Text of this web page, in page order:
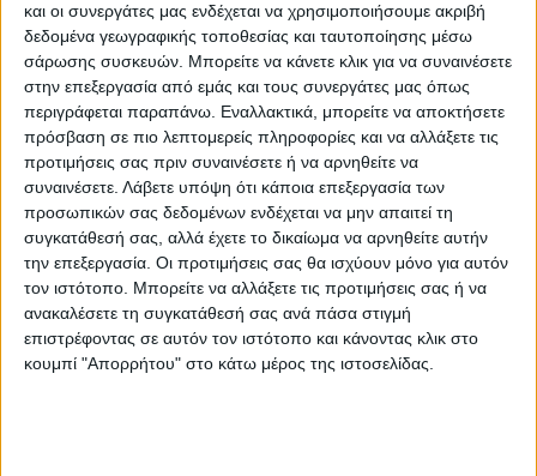
και οι συνεργάτες μας ενδέχεται να χρησιμοποιήσουμε ακριβή
δεδομένα γεωγραφικής τοποθεσίας και ταυτοποίησης μέσω
σάρωσης συσκευών. Μπορείτε να κάνετε κλικ για να συναινέσετε
στην επεξεργασία από εμάς και τους συνεργάτες μας όπως
περιγράφεται παραπάνω. Εναλλακτικά, μπορείτε να αποκτήσετε
πρόσβαση σε πιο λεπτομερείς πληροφορίες και να αλλάξετε τις
προτιμήσεις σας πριν συναινέσετε ή να αρνηθείτε να
συναινέσετε. Λάβετε υπόψη ότι κάποια επεξεργασία των
προσωπικών σας δεδομένων ενδέχεται να μην απαιτεί τη
συγκατάθεσή σας, αλλά έχετε το δικαίωμα να αρνηθείτε αυτήν
την επεξεργασία. Οι προτιμήσεις σας θα ισχύουν μόνο για αυτόν
τον ιστότοπο. Μπορείτε να αλλάξετε τις προτιμήσεις σας ή να
ανακαλέσετε τη συγκατάθεσή σας ανά πάσα στιγμή
επιστρέφοντας σε αυτόν τον ιστότοπο και κάνοντας κλικ στο
κουμπί "Απορρήτου" στο κάτω μέρος της ιστοσελίδας.
VIDEO ΤΗΣ ΘΕΣΣΑΛΙΑΣ
Ρήξη στις λαϊκές αγορές